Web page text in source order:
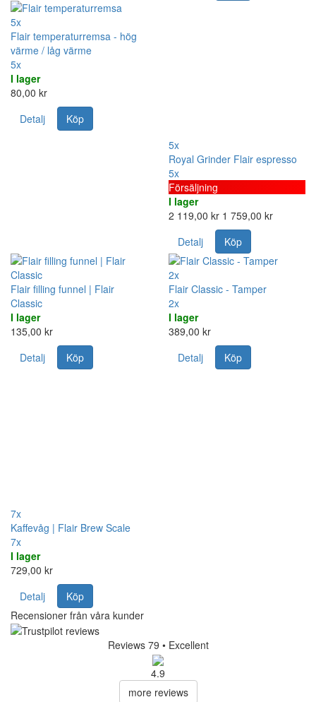
5x
Flair temperaturremsa - hög
värme / låg värme
5x
I lager
80,00 kr
Detalj
Köp
5x
Royal Grinder Flair espresso
5x
Försäljning
I lager
2 119,00 kr 1 759,00 kr
Detalj
Köp
Flair filling funnel | Flair
Classic
I lager
135,00 kr
Detalj
Köp
2x
Flair Classic - Tamper
2x
I lager
389,00 kr
Detalj
Köp
7x
Kaffevåg | Flair Brew Scale
7x
I lager
729,00 kr
Detalj
Köp
Recensioner från våra kunder
Reviews 79 • Excellent
4.9
more reviews